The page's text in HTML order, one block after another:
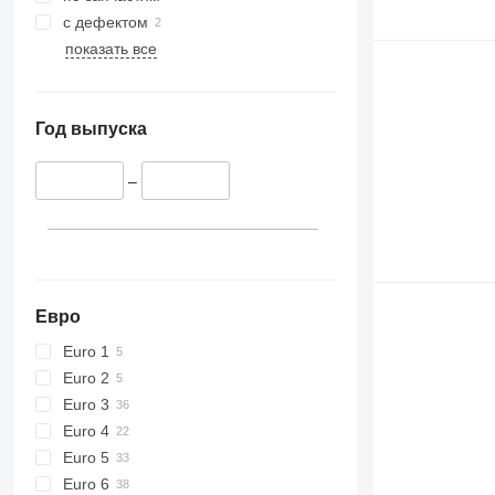
416
420
428
434
444
908
910
914
918
920
с дефектом
показать все
Год выпуска
–
Евро
Euro 1
Euro 2
Euro 3
Euro 4
Euro 5
Euro 6